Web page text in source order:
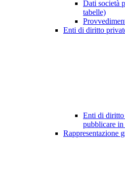
Dati società
tabelle)
Enti di diritto
Enti di
pubblicare in
Rappresentazione